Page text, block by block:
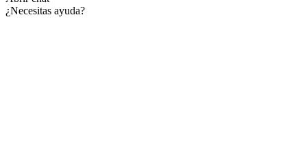
¿Necesitas ayuda?